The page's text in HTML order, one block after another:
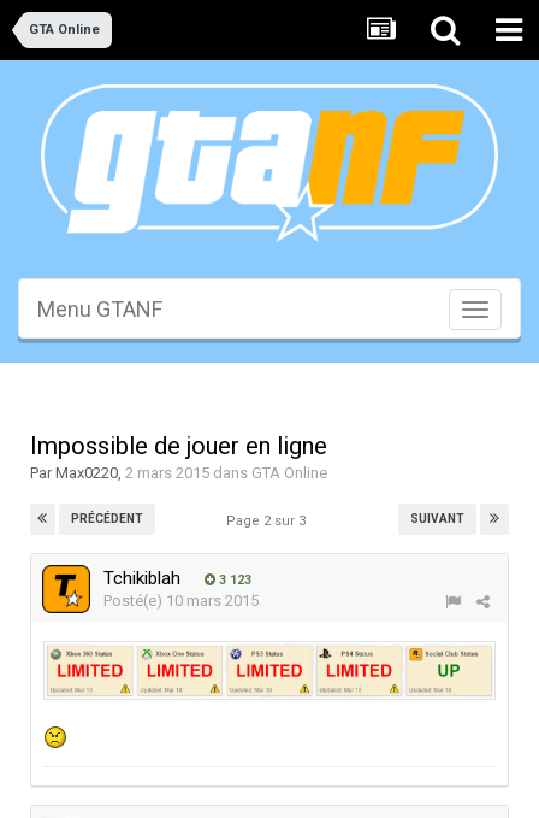
GTA Online
Toggle
Menu GTANF
Impossible de jouer en ligne
ParMax0220, 2 mars 2015 dans GTA Online
PRÉCÉDENT SUIVANT
Page 2 sur 3
Tchikiblah 3 123
Posté(e) 10 mars 2015